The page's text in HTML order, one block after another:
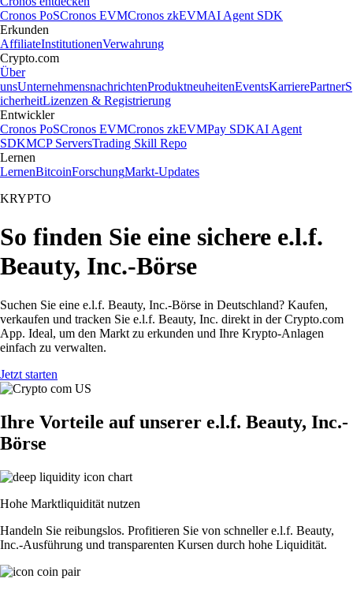
Cronos PoSCronos EVMCronos zkEVMAI Agent SDK
Erkunden
AffiliateInstitutionenVerwahrung
Crypto.com
Über
unsUnternehmensnachrichtenProduktneuheitenEventsKarrierePartnerS
icherheitLizenzen & Registrierung
Entwickler
Cronos PoSCronos EVMCronos zkEVMPay SDKAI Agent
SDKMCP ServersTrading Skill Repo
Lernen
LernenBitcoinForschungMarkt-Updates
KRYPTO
So finden Sie eine sichere e.l.f.
Beauty, Inc.-Börse
Suchen Sie eine e.l.f. Beauty, Inc.-Börse in Deutschland? Kaufen,
verkaufen und tracken Sie e.l.f. Beauty, Inc. direkt in der Crypto.com
App. Ideal, um den Markt zu erkunden und Ihre Krypto-Anlagen
einfach zu verwalten.
Jetzt starten
Ihre Vorteile auf unserer e.l.f. Beauty, Inc.-
Börse
Hohe Marktliquidität nutzen
Handeln Sie reibungslos. Profitieren Sie von schneller e.l.f. Beauty,
Inc.-Ausführung und transparenten Kursen durch hohe Liquidität.